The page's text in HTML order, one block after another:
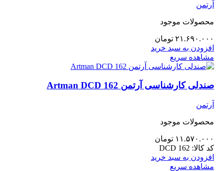
آرتمن
محصولات موجود
۲۱.۶۹۰.۰۰۰ تومان
افزودن به سبد خرید
مشاهده سریع
صندلی کارشناسی آرتمن Artman DCD 162
آرتمن
محصولات موجود
۱۱.۵۷۰.۰۰۰ تومان
کد کالا: DCD 162
افزودن به سبد خرید
مشاهده سریع